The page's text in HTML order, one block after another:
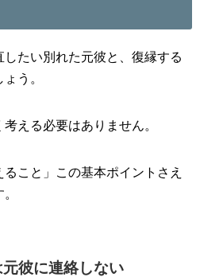
たい別れた元彼と、復縁する
う。
える必要はありません。
ること」この基本ポイントさえ
彼に連絡しない